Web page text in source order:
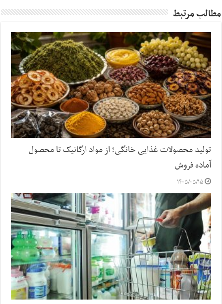
مطالب مرتبط
تولید محصولات غذایی خانگی؛ از مواد ارگانیک تا محصول
آماده فروش
۱۴۰۵/۰۵/۱۵